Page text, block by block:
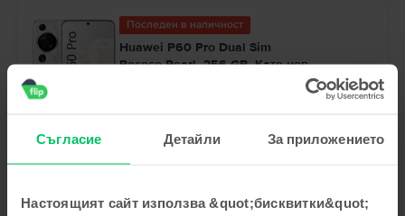
Съгласие Детайли За приложението
Настоящият сайт използва &quot;бисквитки&quot;
Последен в наличност
Huawei P60 Pro Dual Sim
Rococo Pearl, 256 GB, Като нов
приблизително 2-3 работни дни